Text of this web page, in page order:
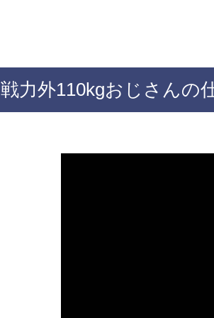
戦力外110kgおじさんの